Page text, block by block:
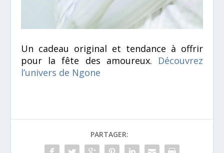
Un cadeau original et tendance à offrir
pour la fête des amoureux.
Découvrez
l’univers de Ngone
PARTAGER: